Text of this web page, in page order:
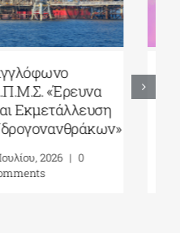
ΠΜΣ «Ρομποτική
STEAM και Νέες
Τεχνολογίες στην
Εκπαίδευση»
16 Ιουλίου, 2026
Comments